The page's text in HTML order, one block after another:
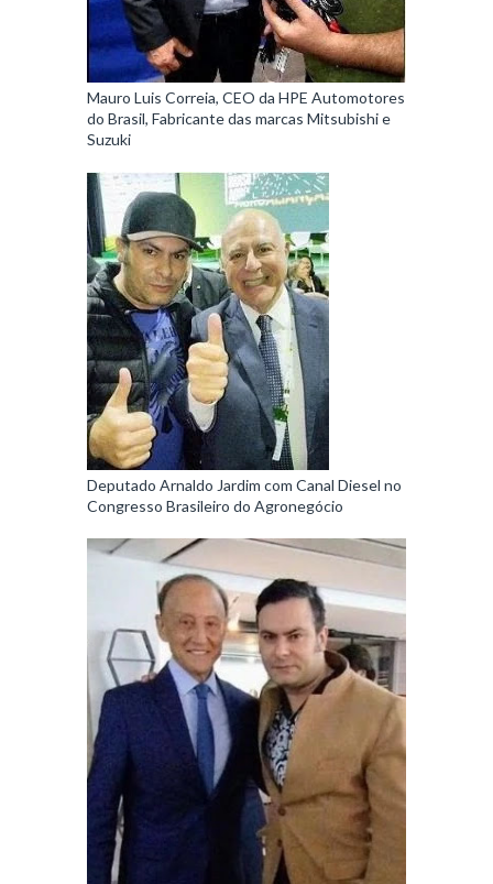
Mauro Luis Correia, CEO da HPE Automotores
do Brasil, Fabricante das marcas Mitsubishi e
Suzuki
Deputado Arnaldo Jardim com Canal Diesel no
Congresso Brasileiro do Agronegócio